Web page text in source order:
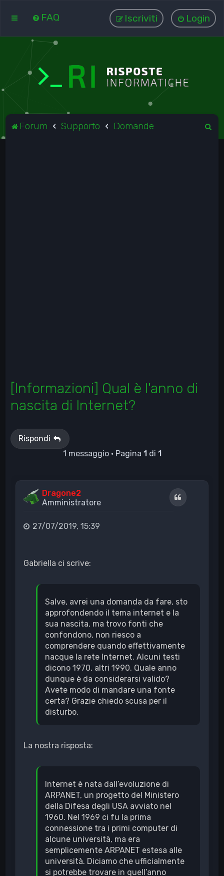
FAQ Login
Iscriviti
Forum Supporto Domande
[Informazioni] Qual è l'anno di
nascita di Internet?
Rispondi
1 messaggio • Pagina 1 di 1
Dragone2
Amministratore
Cita
27/07/2019, 15:39
Gabriella ci scrive:
Salve, avrei una domanda da fare, sto
approfondendo il tema internet e la
sua nascita, ma trovo fonti che
confondono, non riesco a
comprendere quando effettivamente
nacque la rete Internet. Alcuni testi
dicono 1970, altri 1990. Quale anno
dunque è da considerarsi valido?
Avete modo di mandare una fonte
certa? Grazie chiedo scusa per il
disturbo.
La nostra risposta:
Internet è nata dall’evoluzione di
ARPANET, un progetto del Ministero
della Difesa degli USA avviato nel
1960. Nel 1969 ci fu la prima
connessione tra i primi computer di
alcune università, ma era
semplicemente ARPANET estesa alle
università. Diciamo che ufficialmente
si potrebbe trovare in quell’anno